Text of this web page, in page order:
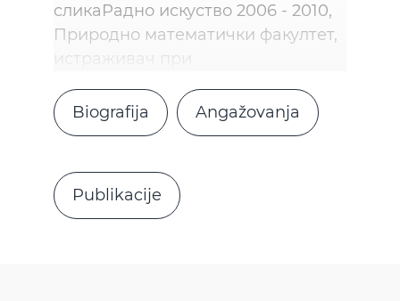
сликаРадно искуство 2006 - 2010,
Природно математички факултет,
истраживач при
Biografija Angažovanja
Publikacije